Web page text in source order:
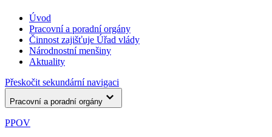
Úvod
Pracovní a poradní orgány
Činnost zajišťuje Úřad vlády
Národnostní menšiny
Aktuality
Přeskočit sekundární navigaci
Pracovní a poradní orgány
PPOV